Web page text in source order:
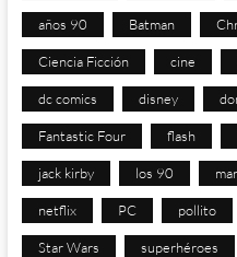
años 90 Batman
Ciencia Ficción cine
dc comics disney
Fantastic Four flash
jack kirby los 90
netflix PC pollito
Star Wars superhéroes